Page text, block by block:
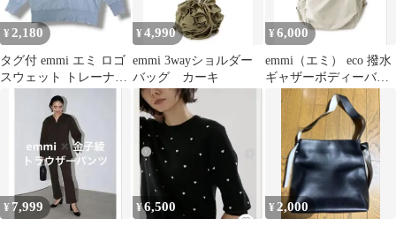
¥ 2,180
タグ付 emmi エミ ロゴ
スウェット トレーナー
ブルー F オーバーサ
¥4,990
emmi 3wayショルダー
バッグ カーキ
¥ 6,000
emmi（エミ） eco 撥水
ギャザーボディーバッ
クパック
¥ 7,999 ¥6,500 ¥ 2,000